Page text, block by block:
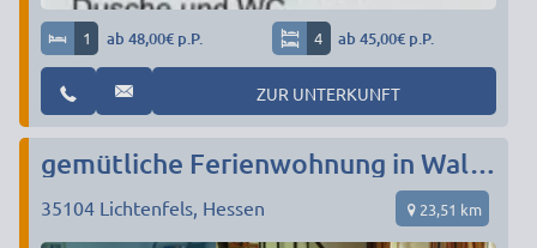
1 ab 48,00€ p.P. 4 ab 45,00€ p.P.
ZUR UNTERKUNFT
gemütliche Ferienwohnung in Waldnähe
35104 Lichtenfels, Hessen 23,51 km